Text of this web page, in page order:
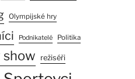
Olympijské hry
Podnikatelé Politika
show režiséři